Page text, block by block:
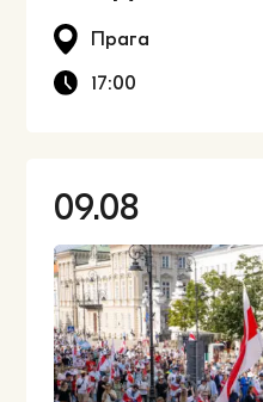
Прага
17:00
09.08